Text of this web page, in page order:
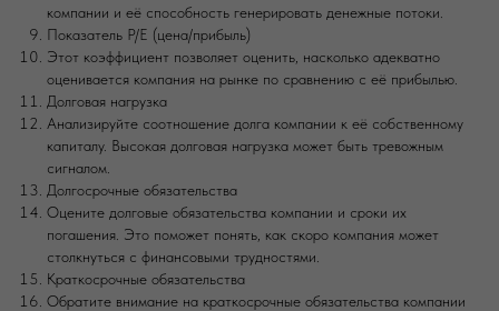
компании и её способность генерировать денежные потоки.
Показатель P/E (цена/прибыль)
Этот коэффициент позволяет оценить, насколько адекватно
оценивается компания на рынке по сравнению с её прибылью.
Долговая нагрузка
Анализируйте соотношение долга компании к её собственному
капиталу. Высокая долговая нагрузка может быть тревожным
сигналом.
Долгосрочные обязательства
Оцените долговые обязательства компании и сроки их
погашения. Это поможет понять, как скоро компания может
столкнуться с финансовыми трудностями.
Краткосрочные обязательства
Обратите внимание на краткосрочные обязательства компании